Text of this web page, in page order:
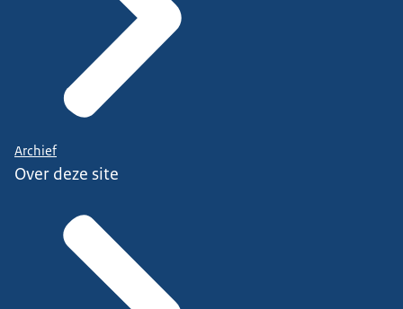
Archief
Over deze site